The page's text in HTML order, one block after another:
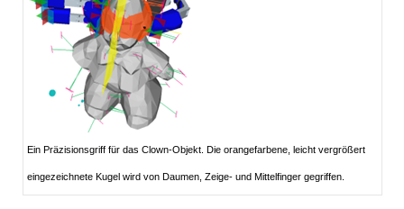
Ein Präzisionsgriff für das Clown-Objekt. Die orangefarbene, leicht vergrößert
eingezeichnete Kugel wird von Daumen, Zeige- und Mittelfinger gegriffen.